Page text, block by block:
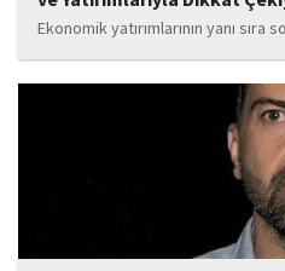
Ekonomik yatırımlarının yanı
de önem veren Babat'ın, eğitim
yapımına katkı sunduğu, ayrıca
tamamlanan ve yapımı devam